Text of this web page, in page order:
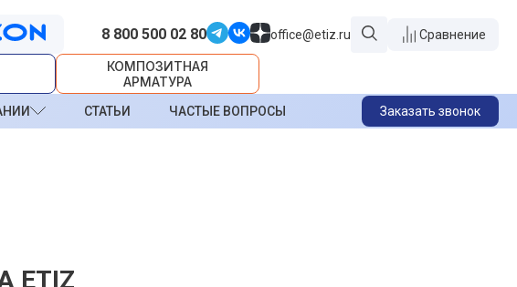
8 800 500 02 80 office@etiz.ru Сравнение
КОМПОЗИТНАЯ
АРМАТУРА
СТАТЬИ ЧАСТЫЕ ВОПРОСЫ Заказать звонок
ETIZ